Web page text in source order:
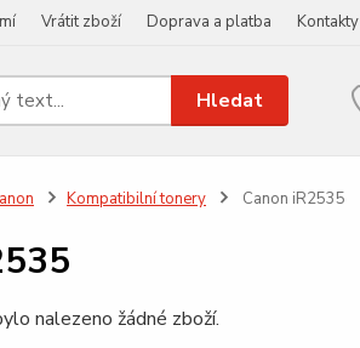
Vrátit zboží Doprava a platba Kontakty
Hledat
Kompatibilní tonery Canon iR2535
nalezeno žádné zboží.